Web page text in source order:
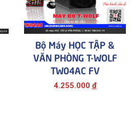
Bộ Máy HỌC TẬP &
VĂN PHÒNG T-WOLF
TW04AC FV
4.255.000 đ